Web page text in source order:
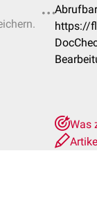
https://
Was